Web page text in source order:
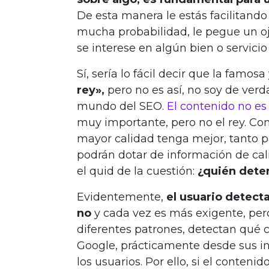
De esta manera le estás
mucha probabilidad, le pegue un
se interese en algún bien o
Sí, sería lo fácil decir que la
rey», pero no es así, no soy de
mundo del SEO. El contenido no es
muy importante, pero no el rey.
mayor calidad tenga mejor, tanto
podrán dotar de información de
el quid de la cuestión: ¿quién
Evidentemente, el usuario
no y cada vez es más exigente,
diferentes patrones, detectan qué
Google, prácticamente desde sus
los usuarios. Por ello, si el